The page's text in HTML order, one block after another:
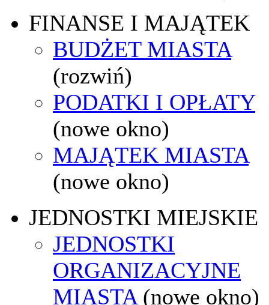
FINANSE I MAJĄTEK
BUDŻET MIASTA
(rozwiń)
PODATKI I OPŁATY
(nowe okno)
MAJĄTEK MIASTA
(nowe okno)
JEDNOSTKI MIEJSKIE
JEDNOSTKI
ORGANIZACYJNE
MIASTA (nowe okno)